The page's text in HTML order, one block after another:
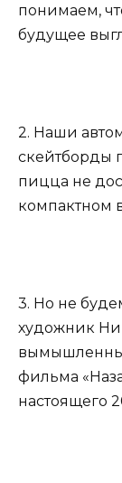
понимаем,
будущее
2. Наши
скейтборды
пицца не
компактном
3. Но не
художник
фильма
настоящего